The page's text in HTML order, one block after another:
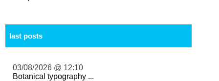
last posts
03/08/2026 @ 12:10
Botanical typography ...